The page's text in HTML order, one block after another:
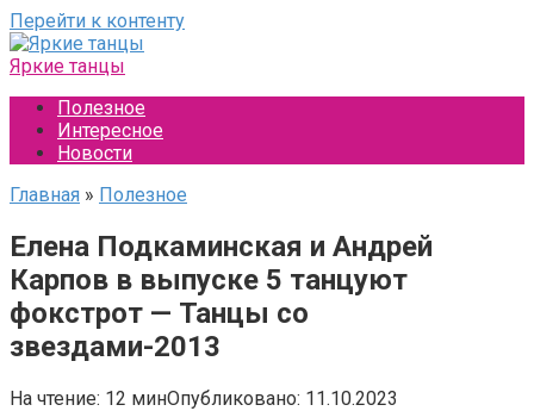
Перейти к контенту
Яркие танцы
Полезное
Интересное
Новости
Главная » Полезное
Елена Подкаминская и Андрей
Карпов в выпуске 5 танцуют
фокстрот — Танцы со
звездами-2013
На чтение: 12 минОпубликовано: 11.10.2023